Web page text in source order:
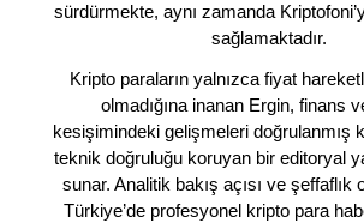
sürdürmekte, aynı zamanda
sağlamaktadır.
Kripto paraların yalnızca fiyat
olmadığına inanan Ergin, finans
kesişimindeki gelişmeleri doğrulanmış
teknik doğruluğu koruyan bir editoryal
sunar. Analitik bakış açısı ve şeffaflık
Türkiye’de profesyonel kripto para